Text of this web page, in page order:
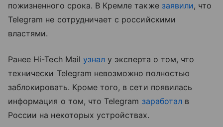
пожизненного срока. В Кремле также заявили, что
Telegram не сотрудничает с российскими
властями.
Ранее Hi-Tech Mail узнал у эксперта о том, что
технически Telegram невозможно полностью
заблокировать. Кроме того, в сети появилась
информация о том, что Telegram заработалв
России на некоторых устройствах.